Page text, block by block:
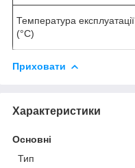
Температура експлуатації
(°С)
Приховати
Характеристики
Основні
Тип